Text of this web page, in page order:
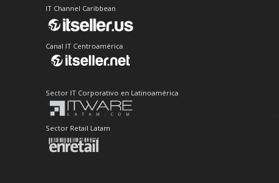
IT Channel Caribbean
Canal IT Centroamérica
Sector IT Corporativo en Latinoamérica
Sector Retail Latam